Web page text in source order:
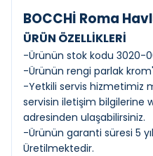
BOCCHİ Roma
ÜRÜN ÖZELLİKLERİ
-Ürünün stok kodu 3020-
-Ürünün rengi parlak
-Yetkili servis hizmetimiz
servisin iletişim bilgilerine
adresinden ulaşabilirsiniz.
-Ürünün garanti süresi 5
Üretilmektedir.